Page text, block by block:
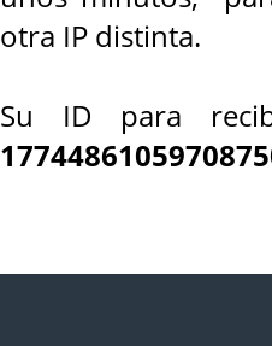
otra IP distinta.
Su ID para